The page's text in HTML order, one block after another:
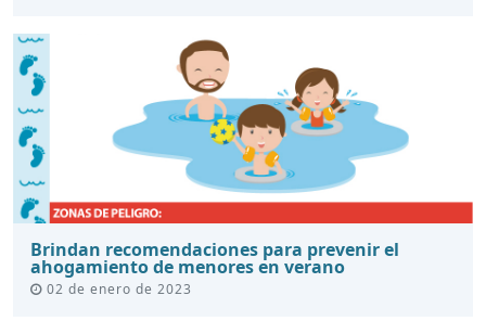
Brindan recomendaciones para prevenir el
ahogamiento de menores en verano
02 de enero de 2023